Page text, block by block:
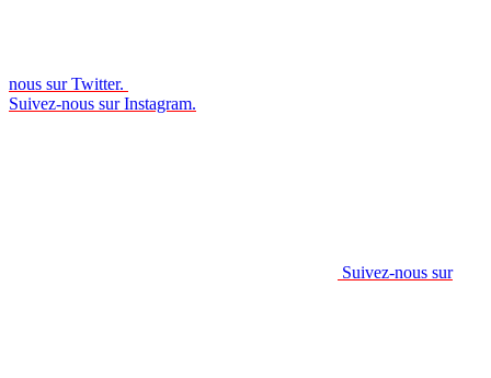
nous sur Twitter.
Suivez-nous sur Instagram.
Suivez-nous sur